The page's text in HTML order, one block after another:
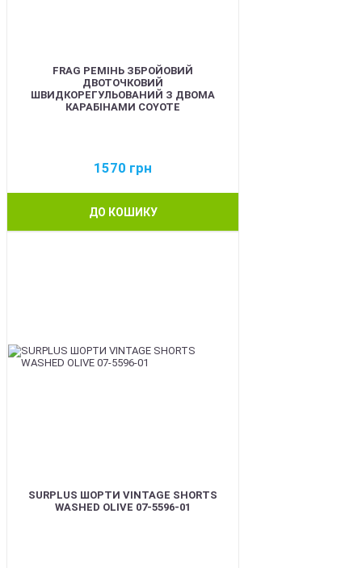
FRAG РЕМІНЬ ЗБРОЙОВИЙ
ДВОТОЧКОВИЙ
ШВИДКОРЕГУЛЬОВАНИЙ З ДВОМА
КАРАБІНАМИ COYOTE
1570 грн
ДО КОШИКУ
SURPLUS ШОРТИ VINTAGE SHORTS
WASHED OLIVE 07-5596-01